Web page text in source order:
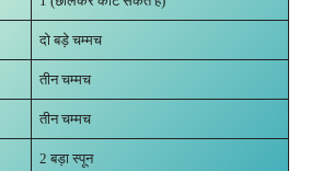
दो बड़े चम्मच
तीन चम्मच
तीन चम्मच
2 बड़ा स्पून